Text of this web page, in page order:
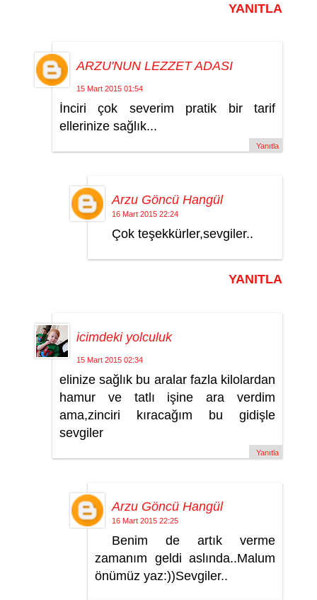
YANITLA
ARZU'NUN LEZZET ADASI
15 Mart 2015 01:54
İnciri çok severim pratik bir tarif
ellerinize sağlık...
Yanıtla
Arzu Göncü Hangül
16 Mart 2015 22:24
Çok teşekkürler,sevgiler..
YANITLA
icimdeki yolculuk
15 Mart 2015 02:34
elinize sağlık bu aralar fazla kilolardan
hamur ve tatlı işine ara verdim
ama,zinciri kıracağım bu gidişle
sevgiler
Yanıtla
Arzu Göncü Hangül
16 Mart 2015 22:25
Benim de artık verme
zamanım geldi aslında..Malum
önümüz yaz:))Sevgiler..